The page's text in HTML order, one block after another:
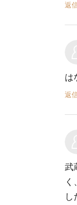
返
は
返
武